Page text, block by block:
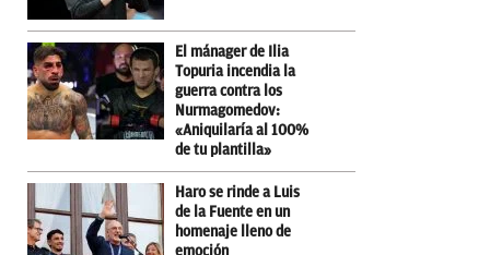
El mánager de Ilia
Topuria incendia la
guerra contra los
Nurmagomedov:
«Aniquilaría al 100%
de tu plantilla»
Haro se rinde a Luis
de la Fuente en un
homenaje lleno de
emoción